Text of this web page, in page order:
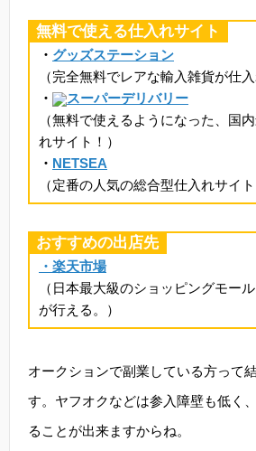
無料で使える仕入れサイト
・ グッズステーション
（完全無料でレアな輸入雑貨が仕入
・
スーパーデリバリー
（無料で使えるようになった、国
れサイト！）
・ NETSEA
（定番の人気の総合型仕入れサイト
おすすめの出店先
・楽天市場
（日本最大級のショッピングモー
が行える。）
オークションで副業している方って
す。ヤフオクなどは参入障壁も低く
ることが出来ますからね。